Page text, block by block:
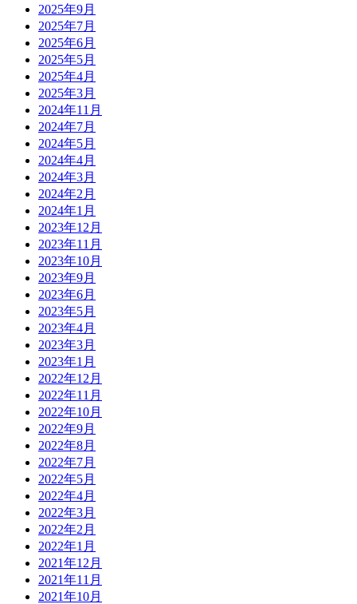
2025年9月
2025年7月
2025年6月
2025年5月
2025年4月
2025年3月
2024年11月
2024年7月
2024年5月
2024年4月
2024年3月
2024年2月
2024年1月
2023年12月
2023年11月
2023年10月
2023年9月
2023年6月
2023年5月
2023年4月
2023年3月
2023年1月
2022年12月
2022年11月
2022年10月
2022年9月
2022年8月
2022年7月
2022年5月
2022年4月
2022年3月
2022年2月
2022年1月
2021年12月
2021年11月
2021年10月